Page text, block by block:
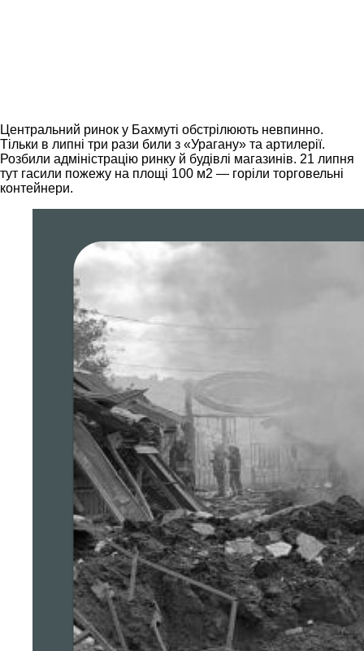
Центральний ринок у Бахмуті обстрілюють невпинно.
Тільки в липні три рази били з «Урагану» та артилерії.
Розбили адміністрацію ринку й будівлі магазинів. 21 липня
тут гасили пожежу на площі 100 м2 — горіли торговельні
контейнери.